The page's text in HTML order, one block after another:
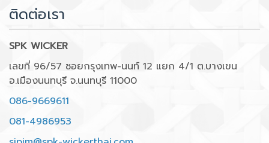
ติดต่อเรา
SPK WICKER
เลขที่ 96/57 ซอยกรุงเทพ-นนท์ 12 แยก 4/1 ต.บางเขน
อ.เมืองนนทบุรี จ.นนทบุรี 11000
086-9669611
081-4986953